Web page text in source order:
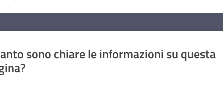
sono chiare le informazioni su questa